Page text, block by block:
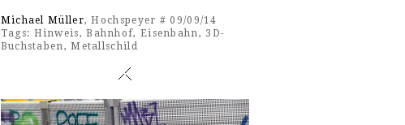
Michael Müller, Hochspeyer # 09/09/14
Tags: Hinweis,Bahnhof, Eisenbahn, 3D-
Buchstaben,Metallschild